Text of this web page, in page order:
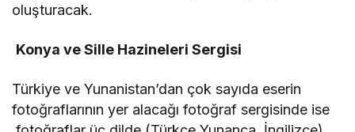
oluşturacak.
Konya ve Sille Hazineleri Sergisi
Türkiye ve Yunanistan’dan çok sayıda eserin
fotoğraflarının yer alacağı fotoğraf sergisinde ise